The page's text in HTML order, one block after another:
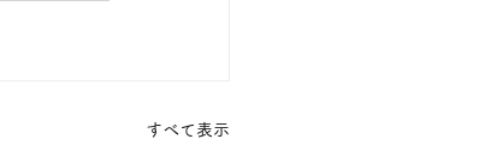
すべて表示